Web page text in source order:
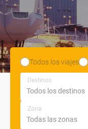
Todos los viajes
Destinos
Zona